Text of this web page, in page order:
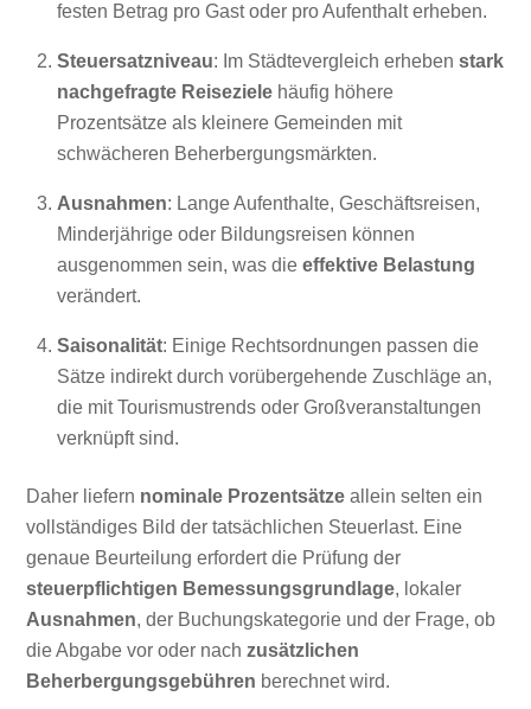
festen Betrag pro Gast oder pro Aufenthalt erheben.
Steuersatzniveau: Im Städtevergleich erheben stark
nachgefragte Reiseziele häufig höhere
Prozentsätze als kleinere Gemeinden mit
schwächeren Beherbergungsmärkten.
Ausnahmen: Lange Aufenthalte, Geschäftsreisen,
Minderjährige oder Bildungsreisen können
ausgenommen sein, was die effektive Belastung
verändert.
Saisonalität: Einige Rechtsordnungen passen die
Sätze indirekt durch vorübergehende Zuschläge an,
die mit Tourismustrends oder Großveranstaltungen
verknüpft sind.
Daher liefern nominale Prozentsätze allein selten ein
vollständiges Bild der tatsächlichen Steuerlast. Eine
genaue Beurteilung erfordert die Prüfung der
steuerpflichtigen Bemessungsgrundlage, lokaler
Ausnahmen, der Buchungskategorie und der Frage, ob
die Abgabe vor oder nachzusätzlichen
Beherbergungsgebühren berechnet wird.